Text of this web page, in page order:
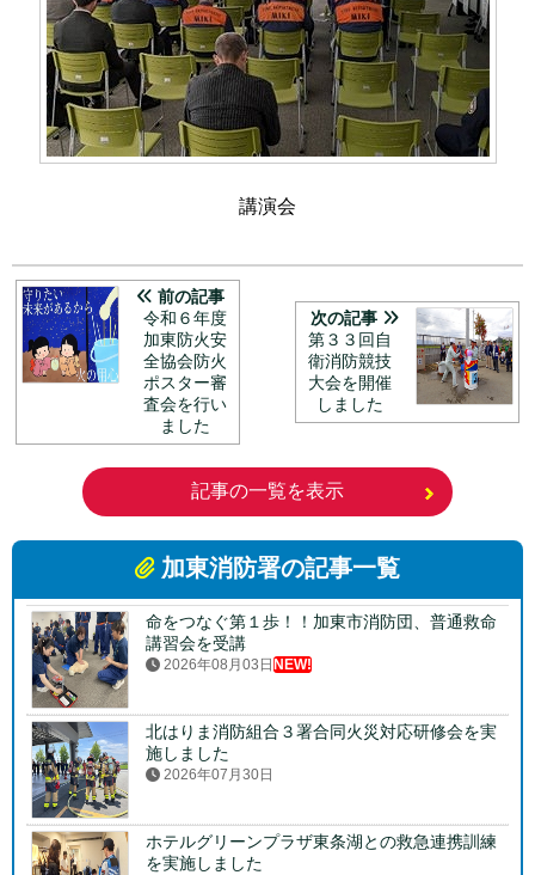
講演会
前の記事
令和６年度
加東防火安
全協会防火
ポスター審
査会を行い
ました
次の記事
第３３回自
衛消防競技
大会を開催
しました
記事の一覧を表示
加東消防署の記事一覧
命をつなぐ第１歩！！加東市消防団、普通救命
講習会を受講
2026年08月03日 NEW!
北はりま消防組合３署合同火災対応研修会を実
施しました
2026年07月30日
ホテルグリーンプラザ東条湖との救急連携訓練
を実施しました